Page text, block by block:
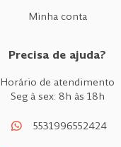
Minha conta
Precisa de ajuda?
Horário de atendimento
Seg à sex: 8h às 18h
5531996552424